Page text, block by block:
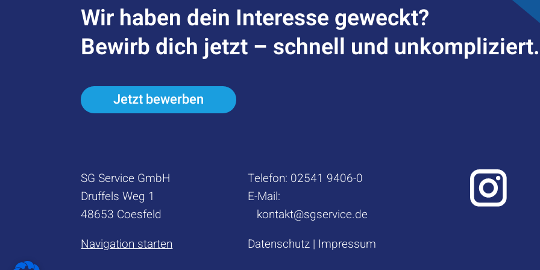
Wir haben dein Inter­esse geweckt?
Bewirb dich jetzt – schnell und unkompliziert.
Jetzt bewerben
SG Service GmbH
Druffels Weg 1
48653 Coesfeld
Navigation starten
Telefon: 02541 9406-0
E-Mail:
kontakt@sgservice.de
Datenschutz | Impressum